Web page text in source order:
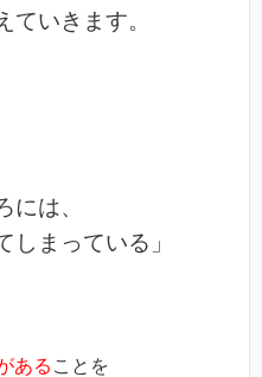
ていきます。
には、
しまっている」
ある ことを